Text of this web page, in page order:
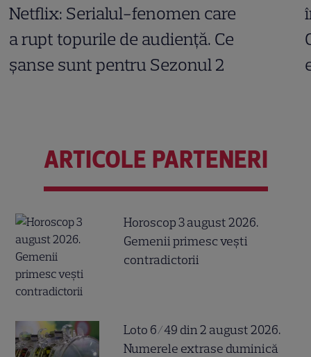
Netflix: Serialul-fenomen care
a rupt topurile de audiență. Ce
șanse sunt pentru Sezonul 2
ARTICOLE PARTENERI
Horoscop 3 august 2026.
Gemenii primesc vești
contradictorii
Loto 6/49 din 2 august 2026.
Numerele extrase duminică